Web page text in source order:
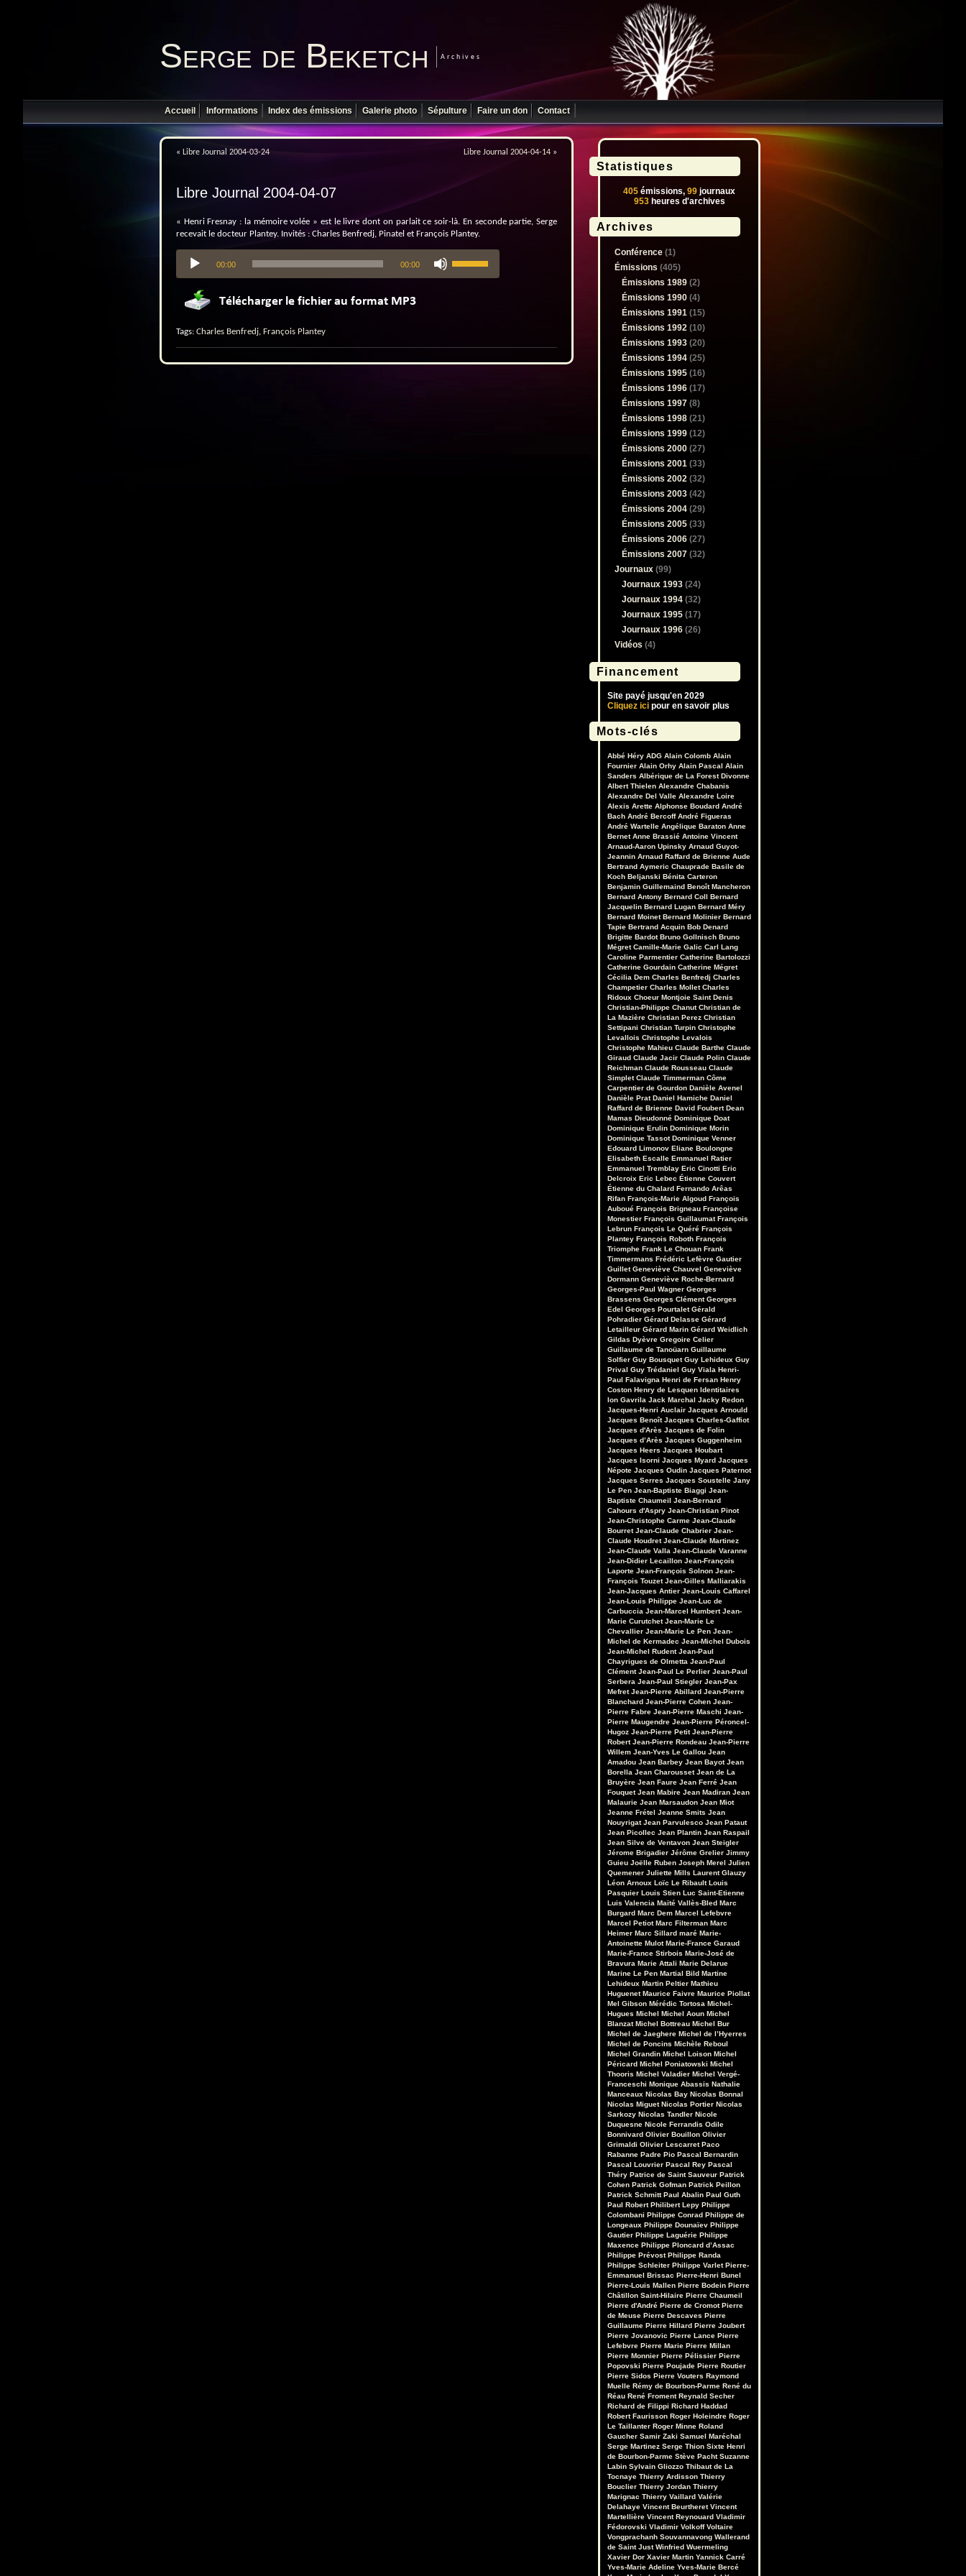
Serge de Beketch Archives
Accueil Informations Index des émissions Galerie photo Sépulture Faire un don Contact
« Libre Journal 2004-03-24 Libre Journal 2004-04-14 »
Libre Journal 2004-04-07
« Henri Fresnay : la mémoire volée » est le livre dont on parlait ce soir-là. En seconde partie, Serge
recevait le docteur Plantey. Invités : Charles Benfredj, Pinatel et François Plantey.
Lecteur
audio
00:00 00:00
les
flèches
volume.
Tags: Charles Benfredj, François Plantey
Statistiques
405 émissions, 99 journaux
953heures d'archives
Archives
Conférence (1)
Émissions (405)
Émissions 1989 (2)
Émissions 1990 (4)
Émissions 1991 (15)
Émissions 1992 (10)
Émissions 1993 (20)
Émissions 1994 (25)
Émissions 1995 (16)
Émissions 1996 (17)
Émissions 1997 (8)
Émissions 1998 (21)
Émissions 1999 (12)
Émissions 2000 (27)
Émissions 2001 (33)
Émissions 2002 (32)
Émissions 2003 (42)
Émissions 2004 (29)
Émissions 2005 (33)
Émissions 2006 (27)
Émissions 2007 (32)
Journaux (99)
Journaux 1993 (24)
Journaux 1994 (32)
Journaux 1995 (17)
Journaux 1996 (26)
Vidéos (4)
Financement
Site payé jusqu'en 2029
Cliquez ici pour en savoir plus
Mots-clés
Abbé Héry ADG Alain Colomb Alain
Fournier Alain Orhy Alain Pascal Alain
Sanders Albérique de La Forest Divonne
Albert Thielen Alexandre Chabanis
Alexandre Del Valle Alexandre Loire
Alexis Arette Alphonse Boudard André
Bach André Bercoff André Figueras
André Wartelle Angélique Baraton Anne
Bernet Anne Brassié Antoine Vincent
Arnaud-Aaron Upinsky Arnaud Guyot-
Jeannin Arnaud Raffard de Brienne Aude
Bertrand Aymeric Chauprade Basile de
Koch Beljanski Bénita Carteron
Benjamin Guillemaind Benoît Mancheron
Bernard Antony Bernard Coll Bernard
Jacquelin Bernard Lugan Bernard Méry
Bernard Moinet Bernard Molinier Bernard
Tapie Bertrand Acquin Bob Denard
Brigitte Bardot Bruno Gollnisch Bruno
Mégret Camille-Marie Galic Carl Lang
Caroline Parmentier Catherine Bartolozzi
Catherine Gourdain Catherine Mégret
Cécilia Dem Charles Benfredj Charles
Champetier Charles Mollet Charles
Ridoux Choeur Montjoie Saint Denis
Christian-Philippe Chanut Christian de
La Mazière Christian Perez Christian
Settipani Christian Turpin Christophe
Levallois Christophe Levalois
Christophe Mahieu Claude Barthe Claude
Giraud Claude Jacir Claude Polin Claude
Reichman Claude Rousseau Claude
Simplet Claude Timmerman Côme
Carpentier de Gourdon Danièle Avenel
Danièle Prat Daniel Hamiche Daniel
Raffard de Brienne David Foubert Dean
Mamas Dieudonné Dominique Doat
Dominique Erulin Dominique Morin
Dominique Tassot Dominique Venner
Edouard Limonov Eliane Boulongne
Elisabeth Escalle Emmanuel Ratier
Emmanuel Tremblay Eric Cinotti Eric
Delcroix Eric Lebec Étienne Couvert
Étienne du Chalard Fernando Arêas
Rifan François-Marie Algoud François
Auboué François Brigneau Françoise
Monestier François Guillaumat François
Lebrun François Le Quéré François
Plantey François Roboth François
Triomphe Frank Le Chouan Frank
Timmermans Frédéric Lefèvre Gautier
Guillet Geneviève Chauvel Geneviève
Dormann Geneviève Roche-Bernard
Georges-Paul Wagner Georges
Brassens Georges Clément Georges
Edel Georges Pourtalet Gérald
Pohradier Gérard Delasse Gérard
Letailleur Gérard Marin Gérard Weidlich
Gildas Dyèvre Gregoire Celier
Guillaume de Tanoüarn Guillaume
Solfier Guy Bousquet Guy Lehideux Guy
Prival Guy Trédaniel Guy Viala Henri-
Paul Falavigna Henri de Fersan Henry
Coston Henry de Lesquen Identitaires
Ion Gavrila Jack Marchal Jacky Redon
Jacques-Henri Auclair Jacques Arnould
Jacques Benoît Jacques Charles-Gaffiot
Jacques d'Arès Jacques de Folin
Jacques d’Arès Jacques Guggenheim
Jacques Heers Jacques Houbart
Jacques Isorni Jacques Myard Jacques
Népote Jacques Oudin Jacques Paternot
Jacques Serres Jacques Soustelle Jany
Le Pen Jean-Baptiste Biaggi Jean-
Baptiste Chaumeil Jean-Bernard
Cahours d'Aspry Jean-Christian Pinot
Jean-Christophe Carme Jean-Claude
Bourret Jean-Claude Chabrier Jean-
Claude Houdret Jean-Claude Martinez
Jean-Claude Valla Jean-Claude Varanne
Jean-Didier Lecaillon Jean-François
Laporte Jean-François Solnon Jean-
François Touzet Jean-Gilles Malliarakis
Jean-Jacques Antier Jean-Louis Caffarel
Jean-Louis Philippe Jean-Luc de
Carbuccia Jean-Marcel Humbert Jean-
Marie Curutchet Jean-Marie Le
Chevallier Jean-Marie Le Pen Jean-
Michel de Kermadec Jean-Michel Dubois
Jean-Michel Rudent Jean-Paul
Chayrigues de Olmetta Jean-Paul
Clément Jean-Paul Le Perlier Jean-Paul
Serbera Jean-Paul Stiegler Jean-Pax
Mefret Jean-Pierre Abillard Jean-Pierre
Blanchard Jean-Pierre Cohen Jean-
Pierre Fabre Jean-Pierre Maschi Jean-
Pierre Maugendre Jean-Pierre Péroncel-
Hugoz Jean-Pierre Petit Jean-Pierre
Robert Jean-Pierre Rondeau Jean-Pierre
Willem Jean-Yves Le Gallou Jean
Amadou Jean Barbey Jean Bayot Jean
Borella Jean Charousset Jean de La
Bruyère Jean Faure Jean Ferré Jean
Fouquet Jean Mabire Jean Madiran Jean
Malaurie Jean Marsaudon Jean Miot
Jeanne Frétel Jeanne Smits Jean
Nouyrigat Jean Parvulesco Jean Pataut
Jean Picollec Jean Plantin Jean Raspail
Jean Silve de Ventavon Jean Steigler
Jérome Brigadier Jérôme Grelier Jimmy
Guieu Joëlle Ruben Joseph Merel Julien
Quemener Juliette Mills Laurent Glauzy
Léon Arnoux Loïc Le Ribault Louis
Pasquier Louis Stien Luc Saint-Etienne
Luis Valencia Maïté Vallès-Bled Marc
Burgard Marc Dem Marcel Lefebvre
Marcel Petiot Marc Filterman Marc
Heimer Marc Sillard maré Marie-
Antoinette Mulot Marie-France Garaud
Marie-France Stirbois Marie-José de
Bravura Marie Attali Marie Delarue
Marine Le Pen Martial Bild Martine
Lehideux Martin Peltier Mathieu
Huguenet Maurice Faivre Maurice Piollat
Mel Gibson Mérédic Tortosa Michel-
Hugues Michel Michel Aoun Michel
Blanzat Michel Bottreau Michel Bur
Michel de Jaeghere Michel de l’Hyerres
Michel de Poncins Michèle Reboul
Michel Grandin Michel Loison Michel
Péricard Michel Poniatowski Michel
Thooris Michel Valadier Michel Vergé-
Franceschi Monique Abassis Nathalie
Manceaux Nicolas Bay Nicolas Bonnal
Nicolas Miguet Nicolas Portier Nicolas
Sarkozy Nicolas Tandler Nicole
Duquesne Nicole Ferrandis Odile
Bonnivard Olivier Bouillon Olivier
Grimaldi Olivier Lescarret Paco
Rabanne Padre Pio Pascal Bernardin
Pascal Louvrier Pascal Rey Pascal
Théry Patrice de Saint Sauveur Patrick
Cohen Patrick Gofman Patrick Peillon
Patrick Schmitt Paul Abalin Paul Guth
Paul Robert Philibert Lepy Philippe
Colombani Philippe Conrad Philippe de
Longeaux Philippe Dounaïev Philippe
Gautier Philippe Laguérie Philippe
Maxence Philippe Ploncard d’Assac
Philippe Prévost Philippe Randa
Philippe Schleiter Philippe Varlet Pierre-
Emmanuel Brissac Pierre-Henri Bunel
Pierre-Louis Mallen Pierre Bodein Pierre
Châtillon Saint-Hilaire Pierre Chaumeil
Pierre d'André Pierre de Cromot Pierre
de Meuse Pierre Descaves Pierre
Guillaume Pierre Hillard Pierre Joubert
Pierre Jovanovic Pierre Lance Pierre
Lefebvre Pierre Marie Pierre Millan
Pierre Monnier Pierre Pélissier Pierre
Popovski Pierre Poujade Pierre Routier
Pierre Sidos Pierre Vouters Raymond
Muelle Rémy de Bourbon-Parme René du
Réau René Froment Reynald Secher
Richard de Filippi Richard Haddad
Robert Faurisson Roger Holeindre Roger
Le Taillanter Roger Minne Roland
Gaucher Samir Zaki Samuel Maréchal
Serge Martinez Serge Thion Sixte Henri
de Bourbon-Parme Stève Pacht Suzanne
Labin Sylvain Gliozzo Thibaut de La
Tocnaye Thierry Ardisson Thierry
Bouclier Thierry Jordan Thierry
Marignac Thierry Vaillard Valérie
Delahaye Vincent Beurtheret Vincent
Martellière Vincent Reynouard Vladimir
Fédorovski Vladimir Volkoff Voltaire
Vongprachanh Souvannavong Wallerand
de Saint Just Winfried Wuermeling
Xavier Dor Xavier Martin Yannick Carré
Yves-Marie Adeline Yves-Marie Bercé